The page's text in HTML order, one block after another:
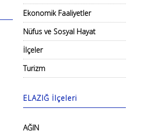
Ekonomik Faaliyetler
Nüfus ve Sosyal Hayat
İlçeler
Turizm
ELAZIĞ İlçeleri
AĞIN